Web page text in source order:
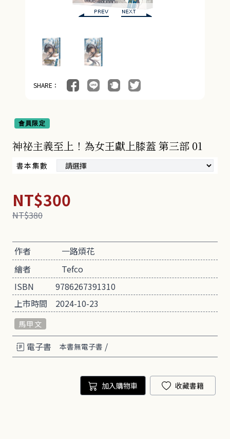
奇幻冒險小說 (4)
漫畫 (56)
SHARE：
會員限定
神祕主義至上！為女王獻上膝蓋 第三部 01
書本集數
NT$300
NT$380
作者
一路煩花
繪者
Tefco
ISBN
9786267391310
上市時間
2024-10-23
馬甲文
電子書 本書無電子書 /
加入購物車 收藏書籍